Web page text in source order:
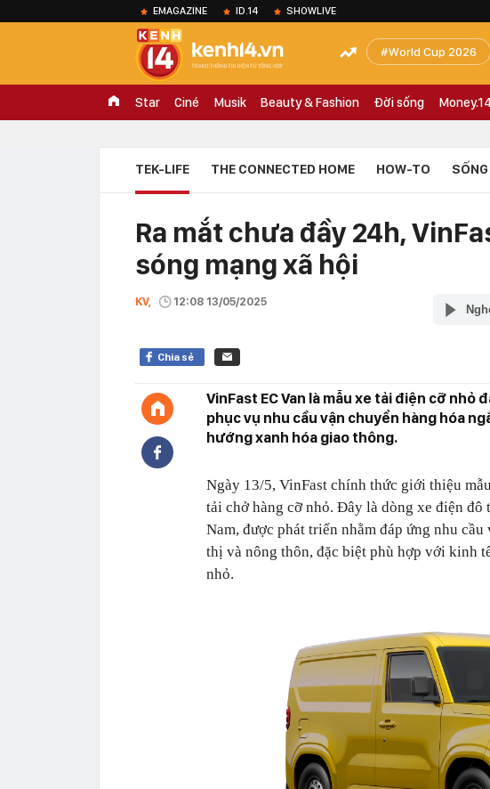
EMAGAZINE ID.14 SHOWLIVE
World Cup 2026
Star Ciné Musik Beauty & Fashion Đời sống
TEK-LIFE THE CONNECTED HOME HOW-TO
Ra mắt chưa đầy 24h,
sóng mạng xã hội
KV, 12:08 13/05/2025
Chia sẻ
VinFast EC Van là mẫu xe tải điện cỡ
phục vụ nhu cầu vận chuyển hàng hóa
hướng xanh hóa giao thông.
Ngày 13/5, VinFast chính thức giới thiệu
tải chở hàng cỡ nhỏ. Đây là dòng xe điện
Nam, được phát triển nhằm đáp ứng nhu
thị và nông thôn, đặc biệt phù hợp với kinh
nhỏ.